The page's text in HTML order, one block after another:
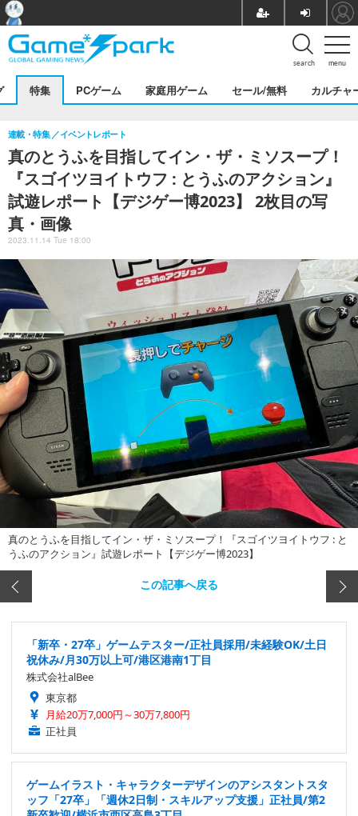
menu
search
特集 PCゲーム 家庭用ゲーム セール/無料 カルチャ
真のとうふを目指してイン・ザ・ミソスープ！
『スゴイツヨイトウフ : とうふのアクション』
試遊レポート【デジゲー博2023】 2枚目の写
真・画像
連載・特集 イベントレポート
2023.11.14 Tue 18:00
真のとうふを目指してイン・ザ・ミソスープ！『スゴイツヨイトウフ : と
うふのアクション』試遊レポート【デジゲー博2023】
この記事へ戻る
「新卒・27卒」ゲームテスター/正社員採用/未経験OK/土日
祝休み/月30万以上可/港区港南1丁目
株式会社alBee
東京都
月給20万7,000円～30万7,800円
正社員
ゲームイラスト・キャラクターデザインのアシスタントスタ
ッフ「27卒」「週休2日制・スキルアップ支援」正社員/第2